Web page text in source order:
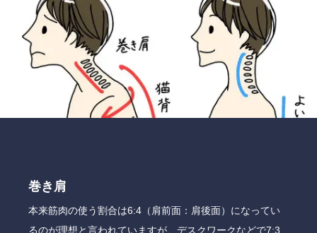
巻き肩
本来筋肉の使う割合は6:4（肩前面：肩後面）になってい
るのが理想と言われていますが、デスクワークなどで7:3